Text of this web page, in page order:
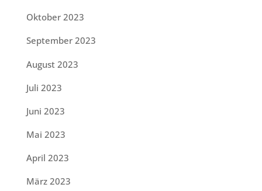
Oktober 2023
September 2023
August 2023
Juli 2023
Juni 2023
Mai 2023
April 2023
März 2023